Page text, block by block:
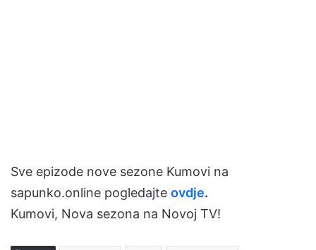
Sve epizode nove sezone Kumovi na
sapunko.online pogledajte ovdje.
Kumovi, Nova sezona na Novoj TV!